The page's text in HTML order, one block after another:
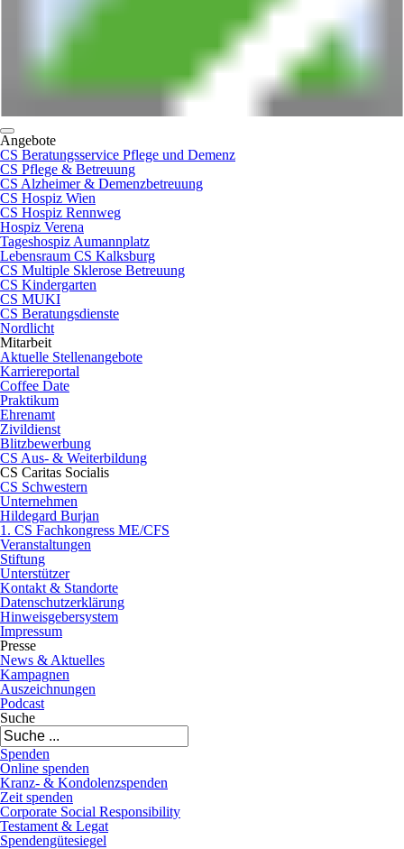
Angebote
CS Beratungsservice Pflege und Demenz
CS Pflege & Betreuung
CS Alzheimer & Demenzbetreuung
CS Hospiz Wien
CS Hospiz Rennweg
Hospiz Verena
Tageshospiz Aumannplatz
Lebensraum CS Kalksburg
CS Multiple Sklerose Betreuung
CS Kindergarten
CS MUKI
CS Beratungsdienste
Nordlicht
Mitarbeit
Aktuelle Stellenangebote
Karriereportal
Coffee Date
Praktikum
Ehrenamt
Zivildienst
Blitzbewerbung
CS Aus- & Weiterbildung
CS Caritas Socialis
CS Schwestern
Unternehmen
Hildegard Burjan
1. CS Fachkongress ME/CFS
Veranstaltungen
Stiftung
Unterstützer
Kontakt & Standorte
Datenschutzerklärung
Hinweisgebersystem
Impressum
Presse
News & Aktuelles
Kampagnen
Auszeichnungen
Podcast
Suche
Spenden
Online spenden
Kranz- & Kondolenzspenden
Zeit spenden
Corporate Social Responsibility
Testament & Legat
Spendengütesiegel